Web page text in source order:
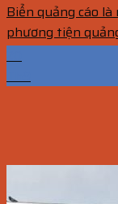
Biển quảng cáo
phương tiện
20
Th9